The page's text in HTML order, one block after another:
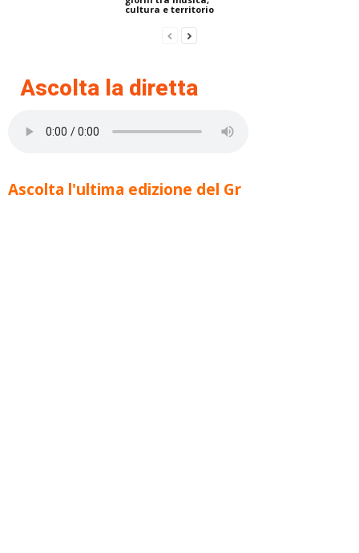
cultura e territorio
Ascolta la diretta
Ascolta l'ultima edizione del Gr